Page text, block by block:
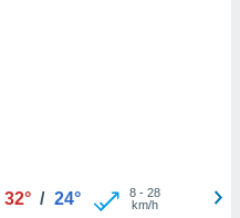
32° / 24° 8- 28
km/h